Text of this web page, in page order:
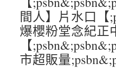
間人】片水口【
爆櫻粉堂念紀正
【
市超販量